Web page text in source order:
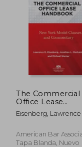
dcto.
The Commercial
Office Lease
Handbook,
Edition: New
Commentary
Inglés)
Eisenberg, Lawrence
Werner, Michael J.
American Bar
Tapa Blanda, Nuevo